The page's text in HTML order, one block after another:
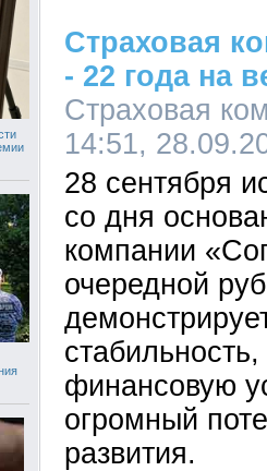
Страховая
- 22 года на
Страховая
14:51,
28 сентября
со дня
компании
очередной
финансовую
огромный
развития.